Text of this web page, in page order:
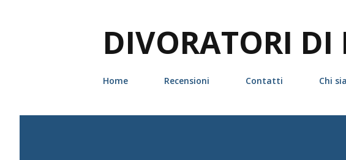
DIVORATORI DI
Home Recensioni Contatti Chi